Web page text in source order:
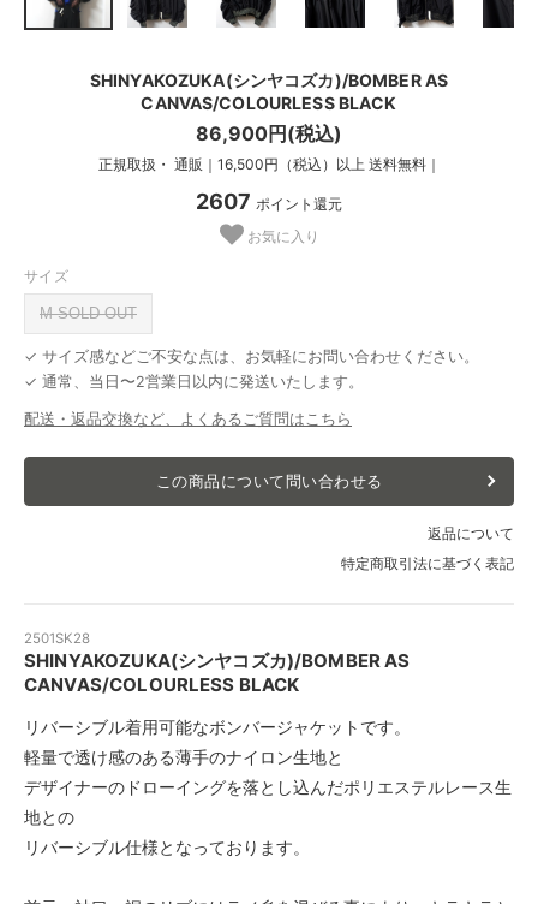
SHINYAKOZUKA(シンヤコズカ)/BOMBER AS
CANVAS/COLOURLESS BLACK
86,900円(税込)
正規取扱・ 通販｜16,500円（税込）以上 送料無料｜
2607 ポイント還元
お気に入り
サイズ
M SOLD OUT
✓ サイズ感などご不安な点は、お気軽にお問い合わせください。
✓ 通常、当日〜2営業日以内に発送いたします。
配送・返品交換など、よくあるご質問はこちら
この商品について問い合わせる
返品について
特定商取引法に基づく表記
2501SK28
SHINYAKOZUKA(シンヤコズカ)/BOMBER AS
CANVAS/COLOURLESS BLACK
リバーシブル着用可能なボンバージャケットです。
軽量で透け感のある薄手のナイロン生地と
デザイナーのドローイングを落とし込んだポリエステルレース生
地との
リバーシブル仕様となっております。